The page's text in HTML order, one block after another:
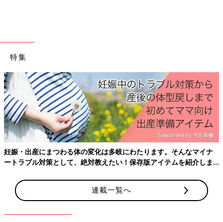
細木かおり先生への相談を募集します！
こと、仕事のことなど、たまひよ読者皆さんの様々な悩みに対し
て、【六星占術】をもとに細木かおり先生からアドバイスをいた
だけます。いただいた相談内容から先生が選んだお悩みにアドバ
イスをいただき、たまひよの記事として公開される予定です。
※すべてのお悩みにお答えすることはできませんのでご了承くだ
さい。
※個人が特定できるような内容は入力しないでください。
悩みを相談する
「バラバラになった
一覧
次の話
「再婚予定だが子ども
特集
す。そんなマイナ
イテムを紹介しま
産後はお世話で大忙し、出産前にそろえてお
ておきたいことをわかりやすく紹介！
連載一覧へ